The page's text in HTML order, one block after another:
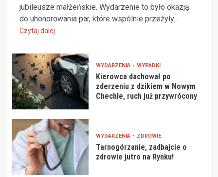
jubileusze małżeńskie. Wydarzenie to było okazją
do uhonorowania par, które wspólnie przeżyły...
Czytaj dalej
WYDARZENIA WYPADKI
Kierowca dachował po
zderzeniu z dzikiem w Nowym
Chechle, ruch już przywrócony
WYDARZENIA ZDROWIE
Tarnogórzanie, zadbajcie o
zdrowie jutro na Rynku!